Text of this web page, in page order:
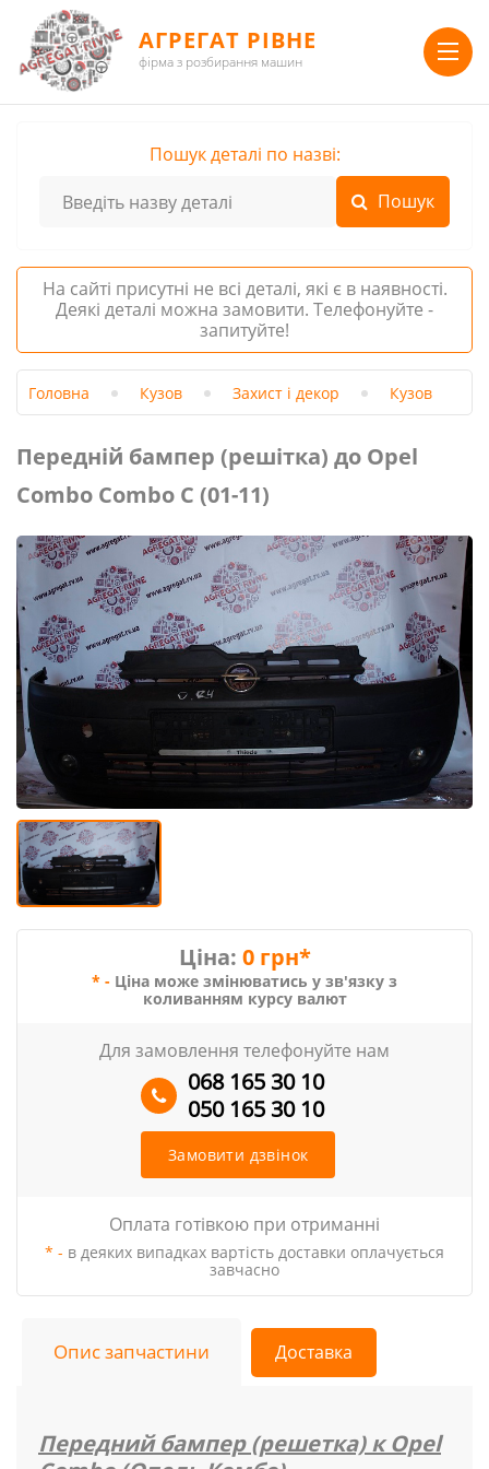
АГРЕГАТ РІВНЕ
фірма з розбирання машин
Пошук деталі по назві:
На сайті присутні не всі деталі, які є в наявності.
Деякі деталі можна замовити. Телефонуйте -
запитуйте!
Головна Кузов Захист і декор Кузов
Передній бампер (решітка) до Opel
Combo Combo C (01-11)
Ціна: 0 грн*
* - Ціна може змінюватись у зв'язку з
коливанням курсу валют
Для замовлення телефонуйте нам
068 165 30 10
050 165 30 10
Замовити дзвінок
Оплата готівкою при отриманні
* - в деяких випадках вартість доставки оплачується
завчасно
Опис запчастини Доставка
Передний бампер (решетка) к Opel